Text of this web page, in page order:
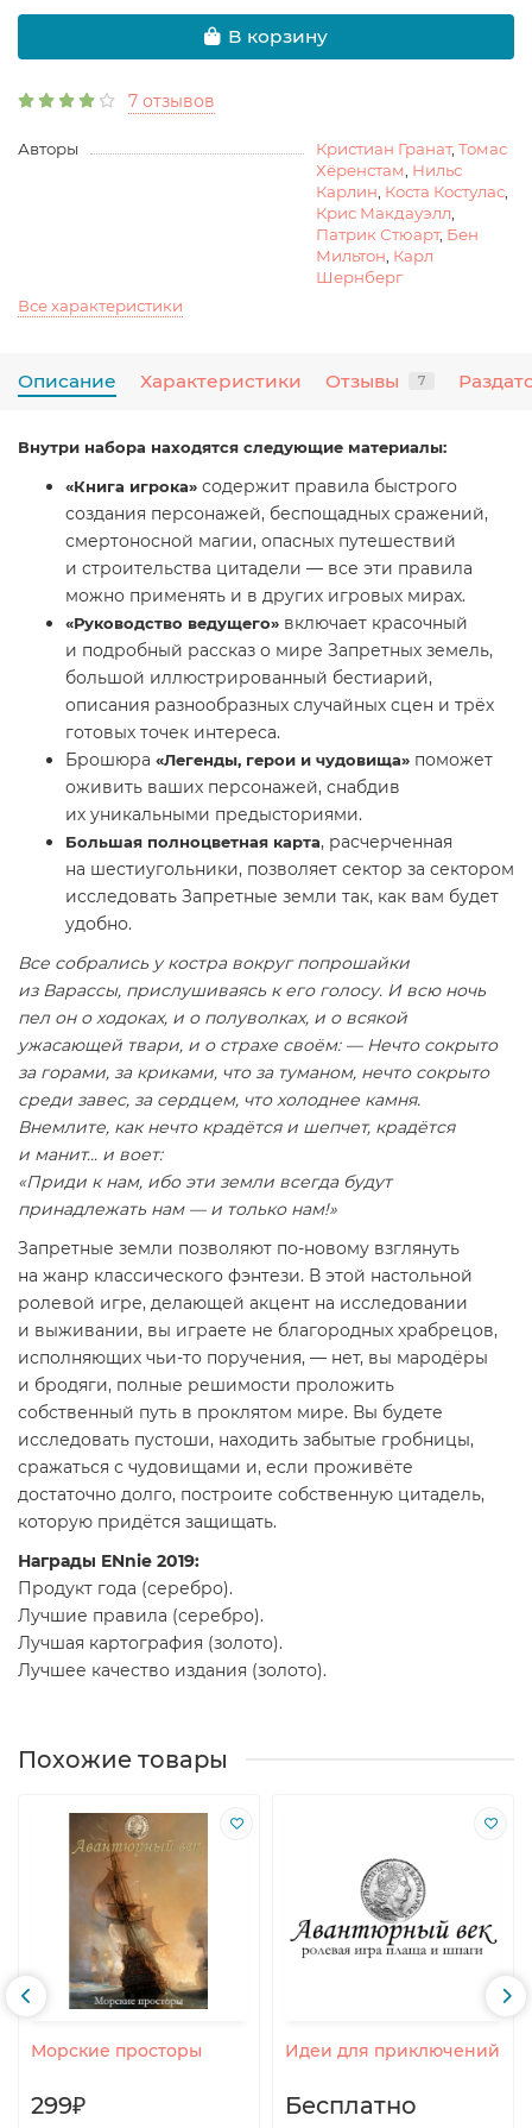
В корзину
7 отзывов
Авторы Кристиан Гранат, Томас
Хёренстам Нильс
Карлин Коста Костулас,
Крис Макдауэлл
Патрик Стюарт, Бен
Мильтон Карл
Шернберг
Все характеристики
Описание Характеристики Отзывы 7
Внутри набора находятся следующие материалы:
«Книга игрока» содержит правила быстрого
создания персонажей, беспощадных сражений,
смертоносной магии, опасных путешествий
и строительства цитадели — все эти правила
можно применять и в других игровых мирах.
«Руководство ведущего» включает красочный
и подробный рассказ о мире Запретных земель,
большой иллюстрированный бестиарий,
описания разнообразных случайных сцен и трёх
готовых точек интереса.
Брошюра «Легенды, герои и чудовища» поможет
оживить ваших персонажей, снабдив
их уникальными предысториями.
Большая полноцветная карта, расчерченная
на шестиугольники, позволяет сектор за сектором
исследовать Запретные земли так, как вам будет
удобно.
Все собрались у костра вокруг попрошайки
из Варассы, прислушиваясь к его голосу. И всю ночь
пел он о ходоках, и о полуволках, и о всякой
ужасающей твари, и о страхе своём: — Нечто сокрыто
за горами, за криками, что за туманом, нечто сокрыто
среди завес, за сердцем, что холоднее камня.
Внемлите, как нечто крадётся и шепчет, крадётся
и манит... и воет:
«Приди к нам, ибо эти земли всегда будут
принадлежать нам — и только нам!»
Запретные земли позволяют по-новому взглянуть
на жанр классического фэнтези. В этой настольной
ролевой игре, делающей акцент на исследовании
и выживании, вы играете не благородных храбрецов,
исполняющих чьи-то поручения, — нет, вы мародёры
и бродяги, полные решимости проложить
собственный путь в проклятом мире. Вы будете
исследовать пустоши, находить забытые гробницы,
сражаться с чудовищами и, если проживёте
достаточно долго, построите собственную цитадель,
которую придётся защищать.
Награды ENnie 2019:
Продукт года (серебро).
Лучшие правила (серебро).
Лучшая картография (золото).
Лучшее качество издания (золото).
Похожие товары
Морские просторы
299₽
Идеи для приключений
Бесплатно